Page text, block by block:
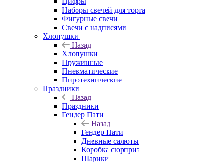
Наборы свечей для торта
Фигурные свечи
Свечи с надписями
Хлопушки
Назад
Хлопушки
Пружинные
Пневматические
Пиротехнические
Праздники
Назад
Праздники
Гендер Пати
Назад
Гендер Пати
Дневные салюты
Коробка сюрприз
Шарики